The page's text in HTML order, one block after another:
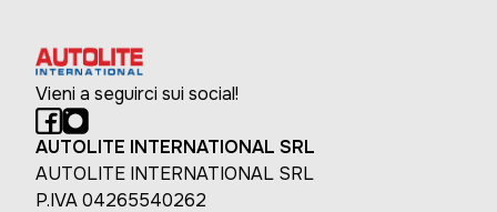
Vieni a seguirci sui social!
AUTOLITE INTERNATIONAL SRL
AUTOLITE INTERNATIONAL SRL
P.IVA 04265540262